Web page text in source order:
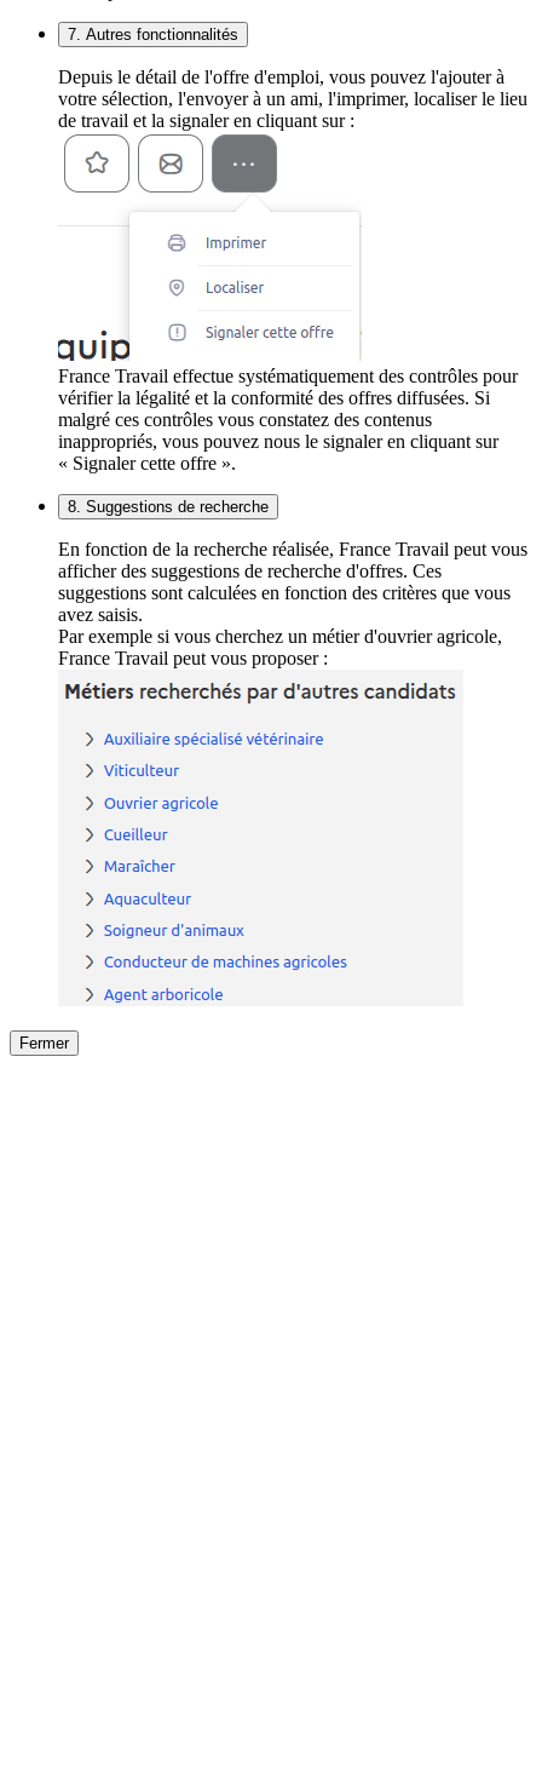
7. Autres fonctionnalités
Depuis le détail de l'offre d'emploi, vous pouvez l'ajouter à
votre sélection, l'envoyer à un ami, l'imprimer, localiser le lieu
de travail et la signaler en cliquant sur :
France Travail effectue systématiquement des contrôles pour
vérifier la légalité et la conformité des offres diffusées. Si
malgré ces contrôles vous constatez des contenus
inappropriés, vous pouvez nous le signaler en cliquant sur
« Signaler cette offre ».
8. Suggestions de recherche
En fonction de la recherche réalisée, France Travail peut vous
afficher des suggestions de recherche d'offres. Ces
suggestions sont calculées en fonction des critères que vous
avez saisis.
Par exemple si vous cherchez un métier d'ouvrier agricole,
France Travail peut vous proposer :
Fermer